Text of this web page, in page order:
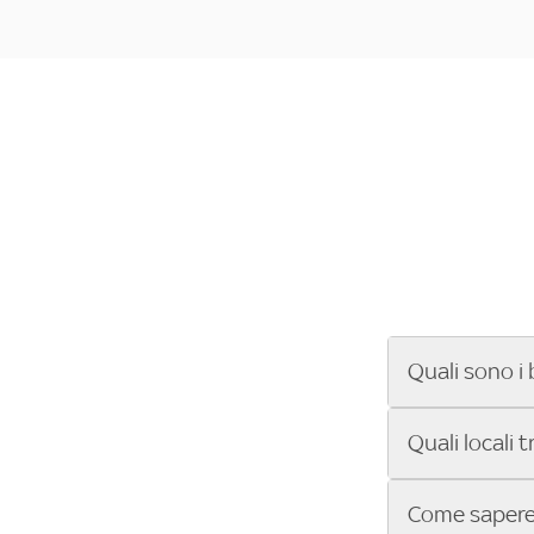
Quali sono i
Se cerchi un
ENILIVE, la
Sky Bar ti
Quali locali
Vuoi sapere
Come